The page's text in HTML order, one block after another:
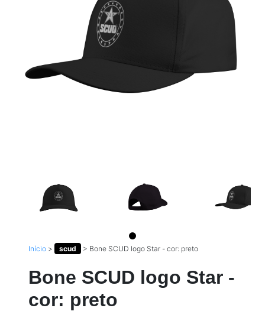
Início > scud > Bone SCUD logo Star - cor: preto
Bone SCUD logo Star -
cor: preto